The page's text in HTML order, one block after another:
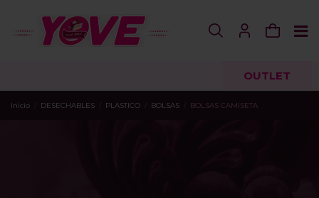
OUTLET
Inicio DESECHABLES PLASTICO BOLSAS BOLSAS CAMISETA